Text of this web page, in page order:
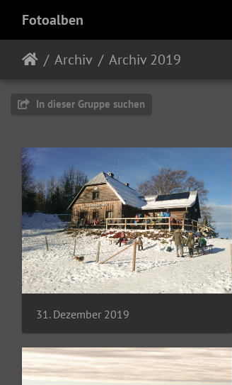
Fotoalben
Archiv Archiv 2019
In dieser Gruppe suchen
31. Dezember 2019